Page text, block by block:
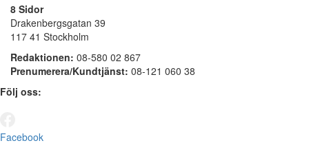
8 Sidor
Drakenbergsgatan 39
117 41 Stockholm
Redaktionen: 08-580 02 867
Prenumerera/Kundtjänst: 08-121 060 38
Följ oss:
Facebook